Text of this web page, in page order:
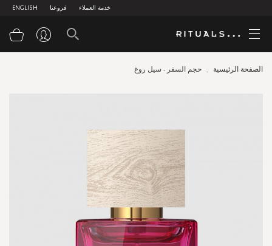
ENGLISH فروعنا خدمة العملاء
الصفحة الرئيسية حجم السفر - سيل روغ